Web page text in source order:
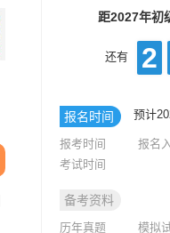
距2027年初
还有 2
报名时间 预计
报考时间 报名
考试时间
备考资料
历年真题 模拟